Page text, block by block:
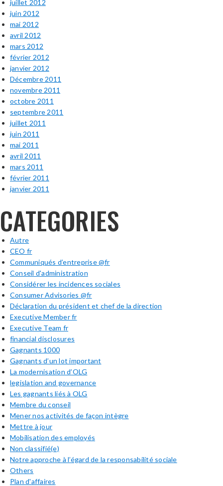
juillet 2012
juin 2012
mai 2012
avril 2012
mars 2012
février 2012
janvier 2012
Décembre 2011
novembre 2011
octobre 2011
septembre 2011
juillet 2011
juin 2011
mai 2011
avril 2011
mars 2011
février 2011
janvier 2011
CATEGORIES
Autre
CEO fr
Communiqués d’entreprise @fr
Conseil d'administration
Considérer les incidences sociales
Consumer Advisories @fr
Déclaration du président et chef de la direction
Executive Member fr
Executive Team fr
financial disclosures
Gagnants 1000
Gagnants d’un lot important
La modernisation d’OLG
legislation and governance
Les gagnants liés à OLG
Membre du conseil
Mener nos activités de façon intègre
Mettre à jour
Mobilisation des employés
Non classifié(e)
Notre approche à l’égard de la responsabilité sociale
Others
Plan d'affaires